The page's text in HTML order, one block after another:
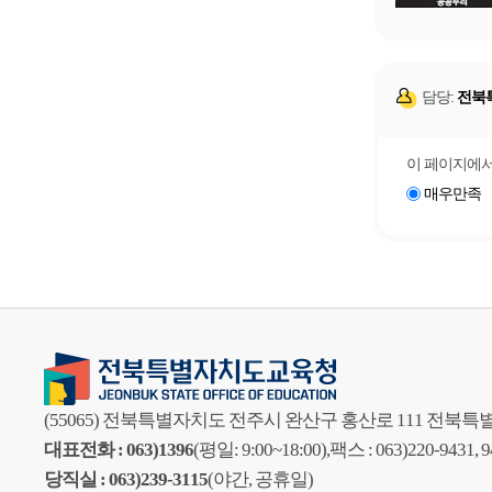
담당: 전북
이 페이지에
매우만족
(55065) 전북특별자치도 전주시 완산구 홍산로 111 전북특
대표전화 : 063)1396(평일: 9:00~18:00),팩스 : 063)220-9431,
당직실 : 063)239-3115(야간, 공휴일)